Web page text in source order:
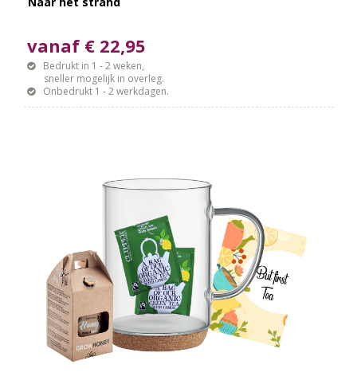
vanaf € 22,95
Bedrukt in 1 - 2 weken,
sneller mogelijk in overleg.
Onbedrukt 1 - 2 werkdagen.